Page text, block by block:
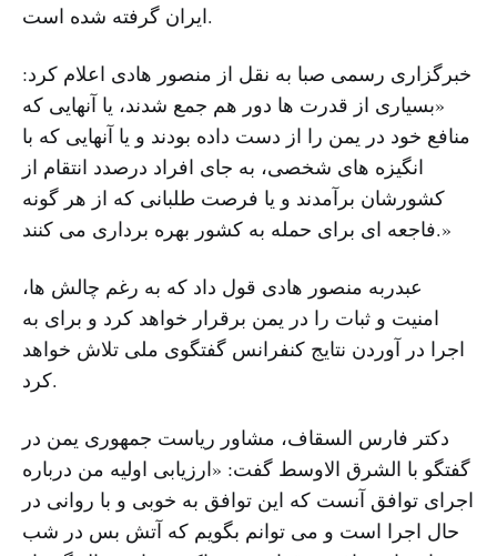
ایران گرفته شده است.
خبرگزاری رسمی صبا به نقل از منصور هادی اعلام کرد:
«بسیاری از قدرت ها دور هم جمع شدند، یا آنهایی که
منافع خود در یمن را از دست داده بودند و یا آنهایی که با
انگیزه های شخصی، به جای افراد درصدد انتقام از
کشورشان برآمدند و یا فرصت طلبانی که از هر گونه
فاجعه ای برای حمله به کشور بهره برداری می کنند.»
عبدربه منصور هادی قول داد که به رغم چالش ها،
امنیت و ثبات را در یمن برقرار خواهد کرد و برای به
اجرا در آوردن نتایج کنفرانس گفتگوی ملی تلاش خواهد
کرد.
دکتر فارس السقاف، مشاور ریاست جمهوری یمن در
گفتگو با الشرق الاوسط گفت: «ارزیابی اولیه من درباره
اجرای توافق آنست که این توافق به خوبی و با روانی در
حال اجرا است و می توانم بگویم که آتش بس در شب